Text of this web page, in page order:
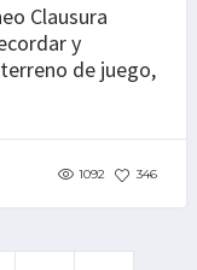
Clausura
y
de juego,
1092 346